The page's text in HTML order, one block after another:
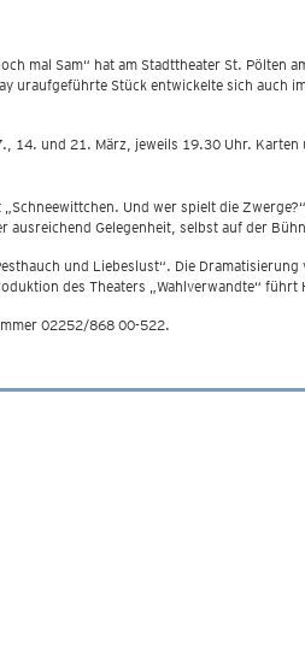
mal Sam“ hat am Stadttheater St.
uraufgeführte Stück entwickelte sich auch
14. und 21. März, jeweils 19.30 Uhr.
Und wer spielt die
Gelegenheit, selbst auf der
und Liebeslust“. Die
des Theaters „Wahlverwandte“ führt
02252/868 00-522.